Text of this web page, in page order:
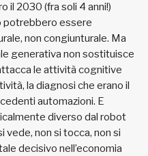
il 2030 (fra soli 4 anni!)
potrebbero essere
non congiunturale. Ma
generativa non sostituisce
le attività cognitive
la diagnosi che erano il
automazioni. E
diverso dal robot
vede, non si tocca, non si
decisivo nell’economia